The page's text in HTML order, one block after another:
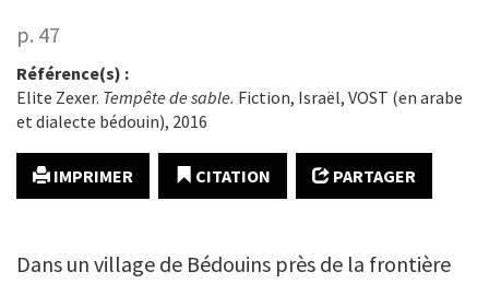
p. 47
Référence(s) :
Elite Zexer. Tempête de sable. Fiction, Israël, VOST (en arabe
et dialecte bédouin), 2016
IMPRIMER CITATION PARTAGER
Dans un village de Bédouins près de la frontière